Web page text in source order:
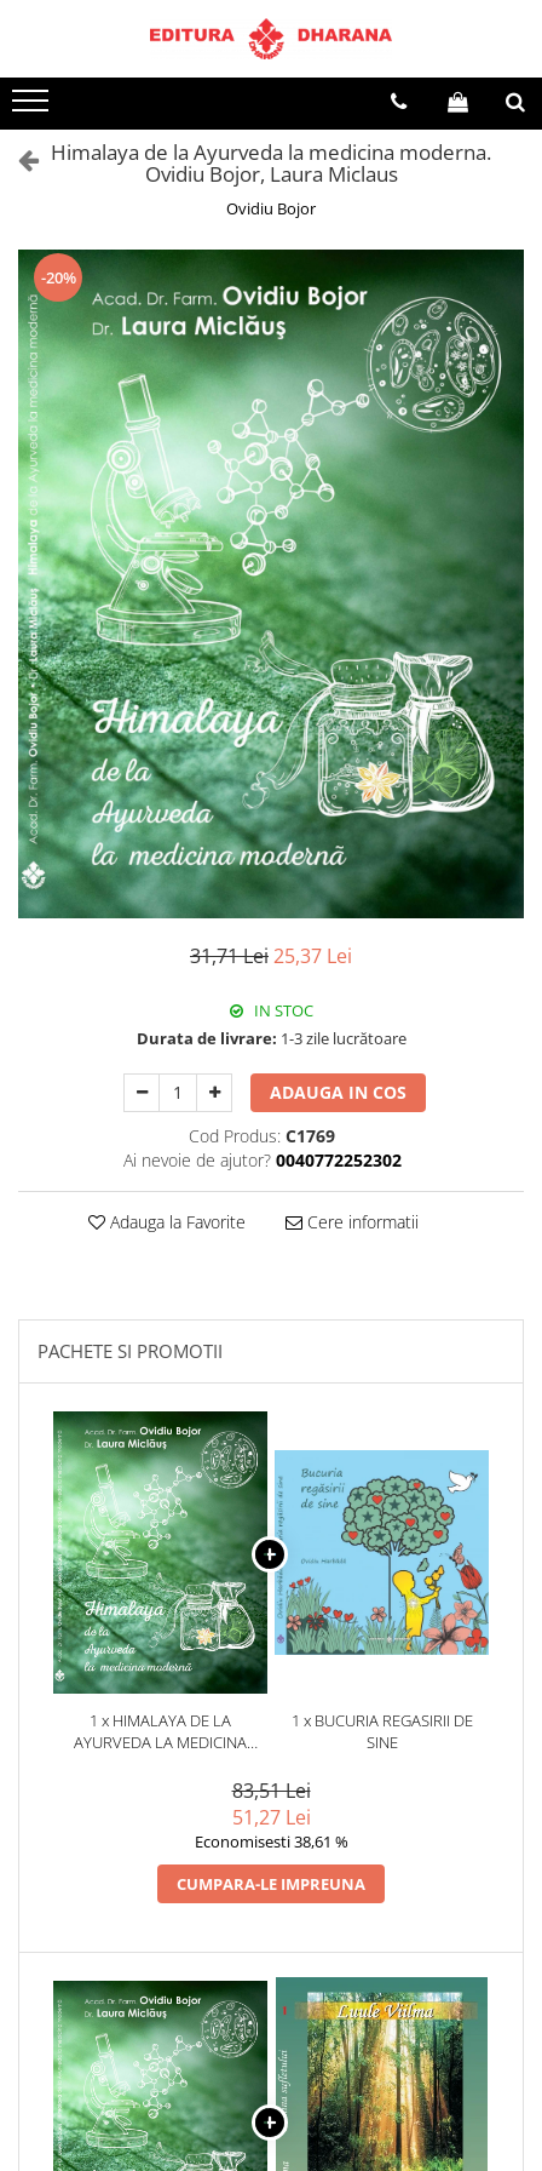
Terapii
Dietoterapie
Himalaya de la Ayurveda la medicina moderna.
Ovidiu Bojor, Laura Miclaus
Ovidiu Bojor
-20%
31,71 Lei25,37 Lei
IN STOC
Durata de livrare: 1-3 zile lucrătoare
ADAUGA IN COS
Cod Produs: C1769
Ai nevoie de ajutor? 0040772252302
Adauga la Favorite Cere informatii
PACHETE SI PROMOTII
1 x HIMALAYA DE LA
AYURVEDA LA MEDICINA
1 x BUCURIA REGASIRII DE
SINE
83,51 Lei
51,27 Lei
Economisesti 38,61 %
CUMPARA-LE IMPREUNA